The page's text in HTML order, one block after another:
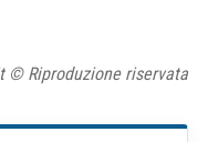
© Riproduzione riservata